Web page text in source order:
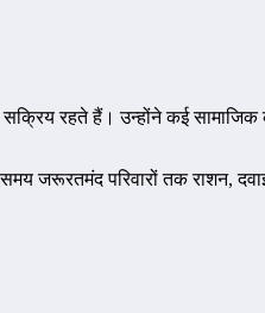
रहते हैं। उन्होंने कई सामाजिक
जरूरतमंद परिवारों तक राशन,